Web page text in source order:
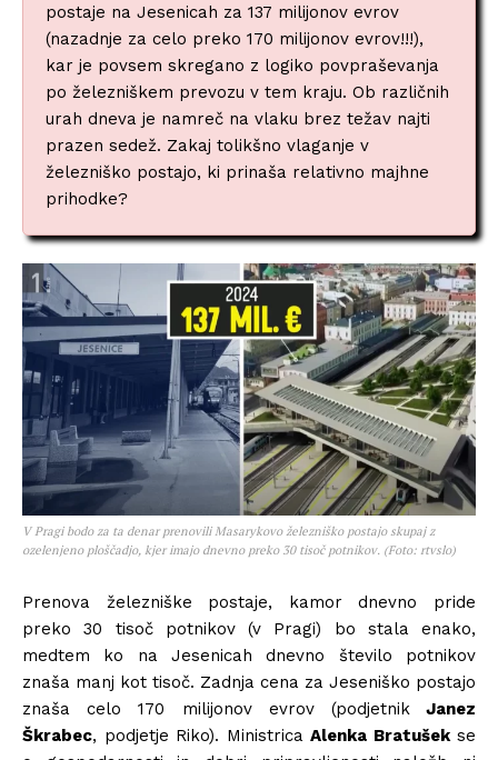
postaje na Jesenicah za 137 milijonov evrov
(nazadnje za celo preko 170 milijonov evrov!!!),
kar je povsem skregano z logiko povpraševanja
po železniškem prevozu v tem kraju. Ob različnih
urah dneva je namreč na vlaku brez težav najti
prazen sedež. Zakaj tolikšno vlaganje v
železniško postajo, ki prinaša relativno majhne
prihodke?
V Pragi bodo za ta denar prenovili Masarykovo železniško postajo skupaj z
ozelenjeno ploščadjo, kjer imajo dnevno preko 30 tisoč potnikov. (Foto: rtvslo)
Prenova železniške postaje, kamor dnevno pride
preko 30 tisoč potnikov (v Pragi) bo stala enako,
medtem ko na Jesenicah dnevno število potnikov
znaša manj kot tisoč. Zadnja cena za Jeseniško postajo
znaša celo 170 milijonov evrov (podjetnik Janez
Škrabec, podjetje Riko). Ministrica Alenka Bratušekse